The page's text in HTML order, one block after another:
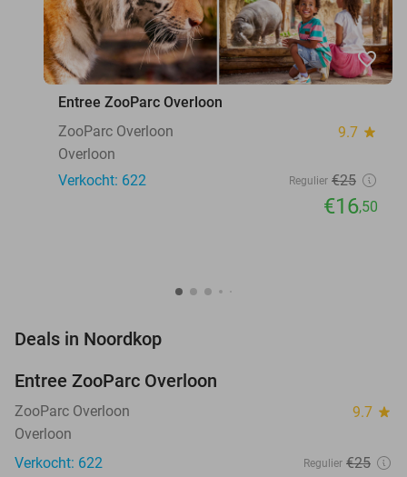
favorite_border
Entree ZooParc Overloon
ZooParc Overloon
9.7 star
Overloon
Verkocht: 622
Regulier €25
€16,50
Deals in Noordkop
TODAY
Entree ZooParc Overloon
ZooParc Overloon 9.7 star
Overloon
Verkocht: 622
Regulier €25